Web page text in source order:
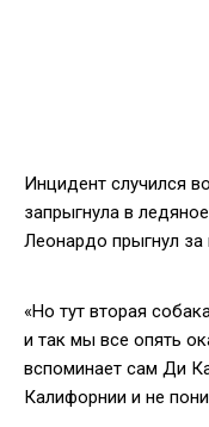
Инцидент случился
запрыгнула в
Леонардо прыгнул за
«Но тут вторая
и так мы все опять
вспоминает сам Ди
Калифорнии и не